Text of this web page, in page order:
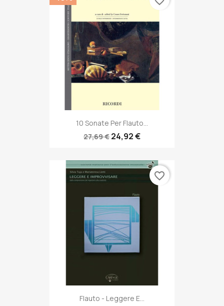
10 Sonate Per Flauto...
27,69 € 24,92 €
Flauto - Leggere E...
favorite_border